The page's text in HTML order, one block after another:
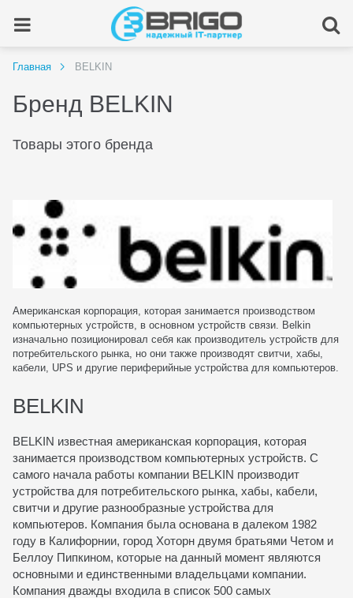
Главная BELKIN
Бренд BELKIN
Товары этого бренда
Американская корпорация, которая занимается производством
компьютерных устройств, в основном устройств связи. Belkin
изначально позиционировал себя как производитель устройств для
потребительского рынка, но они также производят свитчи, хабы,
кабели, UPS и другие периферийные устройства для компьютеров.
BELKIN
BELKIN известная американская корпорация, которая
занимается производством компьютерных устройств. С
самого начала работы компании BELKIN производит
устройства для потребительского рынка, хабы, кабели,
свитчи и другие разнообразные устройства для
компьютеров. Компания была основана в далеком 1982
году в Калифорнии, город Хоторн двумя братьями Четом и
Беллоу Пипкином, которые на данный момент являются
основными и единственными владельцами компании.
Компания дважды входила в список 500 самых